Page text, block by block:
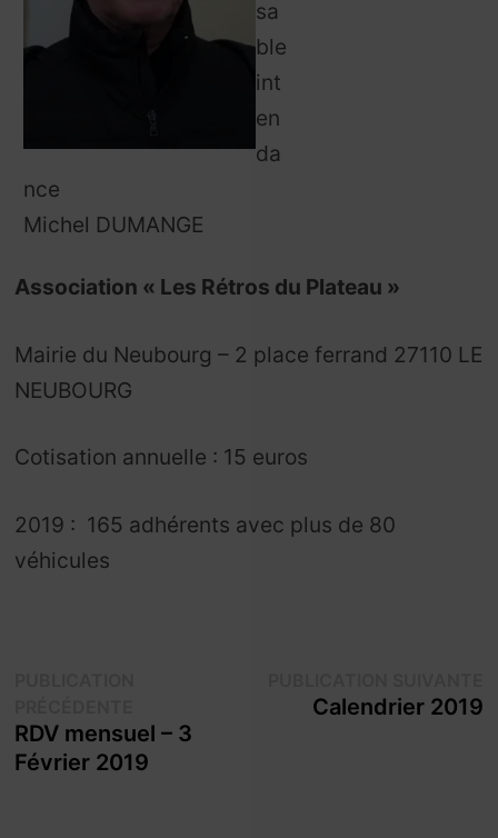
sa
ble
int
en
da
nce
Michel DUMANGE
Association « Les Rétros du Plateau »
Mairie du Neubourg – 2 place ferrand 27110 LE
NEUBOURG
Cotisation annuelle : 15 euros
2019 : 165 adhérents avec plus de 80
véhicules
de
l’article
précédente :
RDV mensuel – 3
Février 2019
Calendrier 2019